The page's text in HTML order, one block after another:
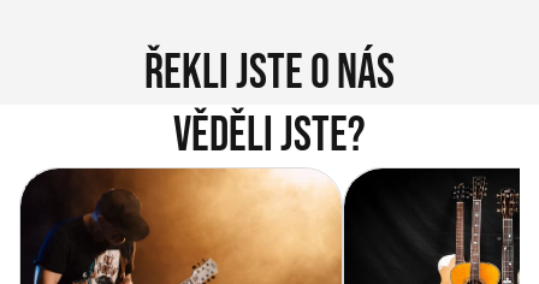
Řekli jste o nás
Věděli jste?
Vítejte na novém e-shopu Music
City
Jak vybrat